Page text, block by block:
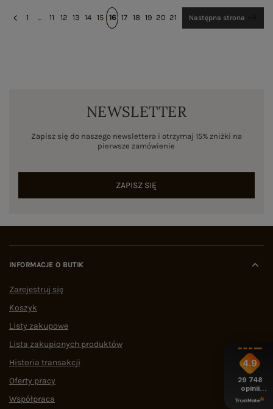
1 ... 11 12 13 14 15 16 17 18 19 20 21 Następna strona
NEWSLETTER
Zapisz się do naszego newslettera i otrzymaj 15% zniżki na
pierwsze zamówienie
ZAPISZ SIĘ
INFORMACJE O BUTIK
Zarejestruj się
Koszyk
Listy zakupowe
Lista zakupionych produktów
Historia transakcji
Oferty pracy
Współpraca
4.9
29 748
opinii
z całego